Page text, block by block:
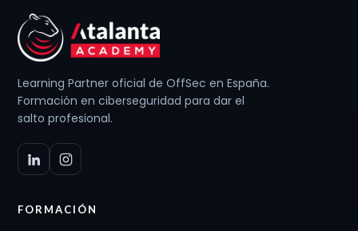
Learning Partner oficial de OffSec en España.
Formación en ciberseguridad para dar el
salto profesional.
FORMACIÓN